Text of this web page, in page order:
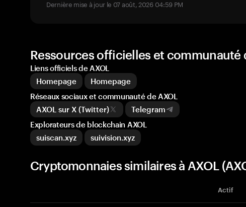
Dernière mise à jour le 07 août, 2026 04:59 PM
Ressources officielles et communauté
Liens officiels de AXOL
Homepage
Homepage
Réseaux sociaux et communauté de AXOL
AXOL sur X (Twitter)
Telegram
Explorateurs de blockchain AXOL
suiscan.xyz
suivision.xyz
Cryptomonnaies similaires à AXOL
Actif